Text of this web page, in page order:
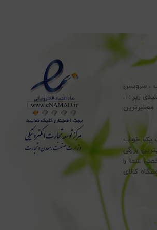
، سرویس
ملحفه ، انواع تشک طبی ، انواع بالش پر و بالش الیاف و انواع حوله ، با پایبندی به اصول کلیدی زیر : 1.
به معتبرترین
یک خواب
بزرگی
شما را
کالای